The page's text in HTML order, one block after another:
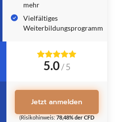
mehr
Vielfältiges
Weiterbildungsprogramm
5.0/ 5
Jetzt anmelden
(Risikohinweis:78,48% der CFD